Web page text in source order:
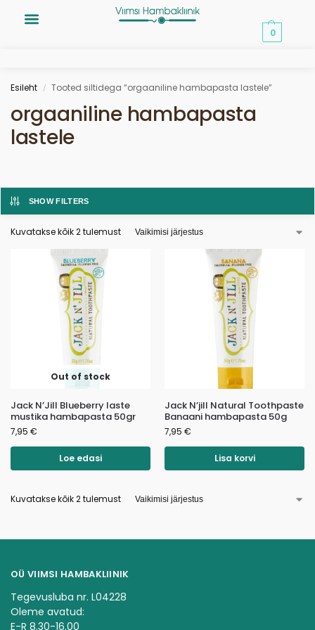
0
Esileht / Tooted siltidega “orgaaniline hambapasta lastele”
orgaaniline hambapasta
lastele
SHOW FILTERS
Kuvatakse kõik 2 tulemust
Out of stock
Jack N’Jill Blueberry laste
mustika hambapasta 50gr
7,95 €
Loe edasi
Jack N’jill Natural Toothpaste
Banaani hambapasta 50g
7,95 €
Lisa korvi
Kuvatakse kõik 2 tulemust
OÜ VIIMSI HAMBAKLIINIK
Tegevusluba nr. L04228
Oleme avatud:
E-R 8.30-16.00